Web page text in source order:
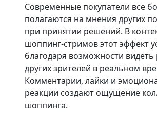
Современные покупатели все
полагаются на мнения других
при принятии решений. В
шоппинг-стримов этот эффект
благодаря возможности видеть
других зрителей в реальном
Комментарии, лайки и
реакции создают ощущение
шоппинга.